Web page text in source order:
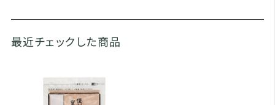
最近チェックした商品